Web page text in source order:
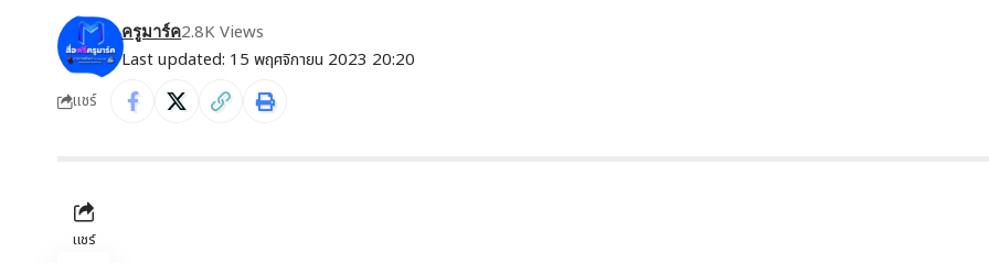
Last updated: 15 พฤศจิกายน 2023 20:20
ครูมาร์ค2.8K Views
แชร์
แชร์